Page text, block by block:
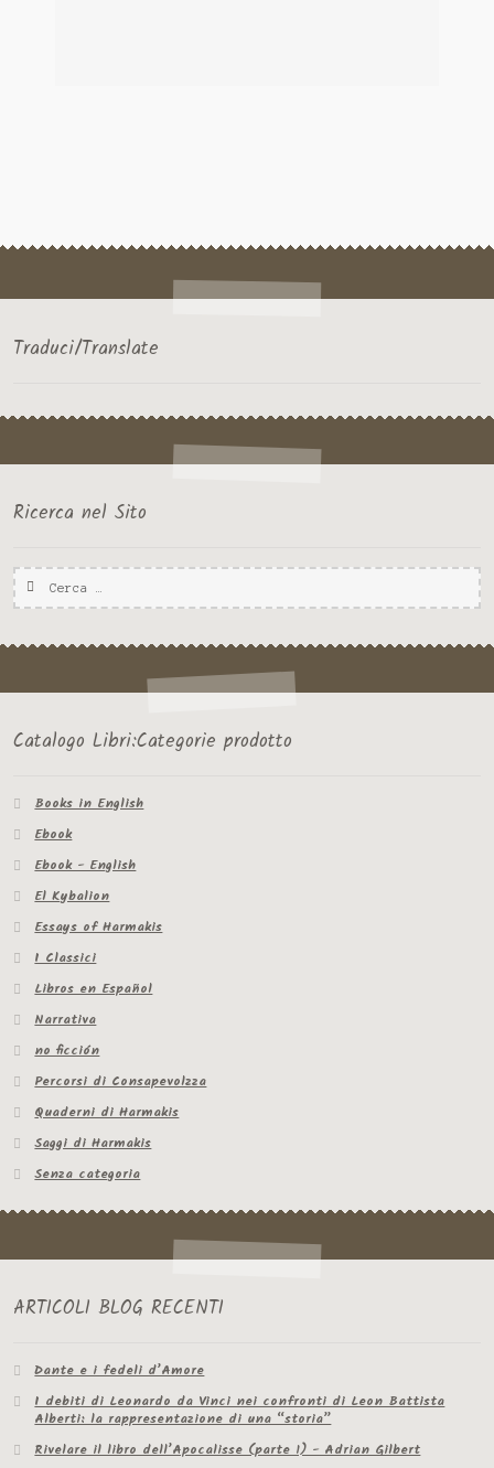
Traduci/Translate
Ricerca nel Sito
Ricerca
per:
Catalogo Libri:Categorie prodotto
Books in English
Ebook
Ebook - English
El Kybalion
Essays of Harmakis
I Classici
Libros en Español
Narrativa
no ficción
Percorsi di Consapevolzza
Quaderni di Harmakis
Saggi di Harmakis
Senza categoria
ARTICOLI BLOG RECENTI
Dante e i fedeli d’Amore
I debiti di Leonardo da Vinci nei confronti di Leon Battista
Alberti: la rappresentazione di una “storia”
Rivelare il libro dell’Apocalisse (parte 1) - Adrian Gilbert